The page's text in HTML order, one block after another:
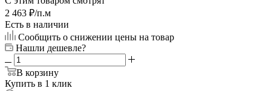
2 463 ₽/п.м
Есть в наличии
Сообщить о снижении цены на товар
Нашли дешевле?
В корзину
Купить в 1 клик